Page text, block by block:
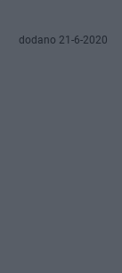
dodano 21-6-2020